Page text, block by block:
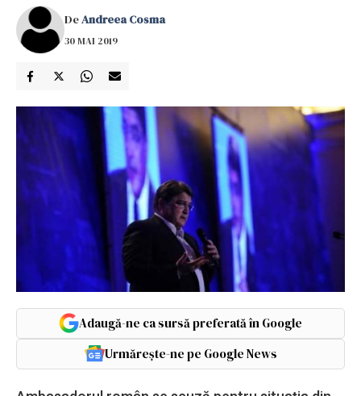
DeAndreea Cosma
30 MAI 2019
Adaugă-ne ca sursă preferată în Google
Urmărește-ne pe Google News